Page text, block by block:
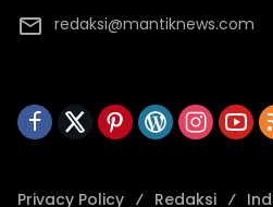
redaksi@mantiknews.com
Privacy Policy Redaksi